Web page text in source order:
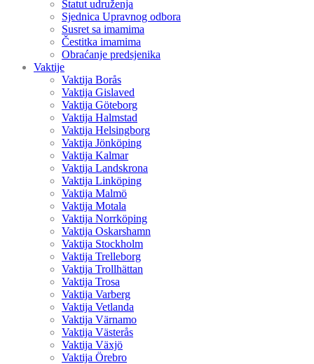
Statut udruženja
Sjednica Upravnog odbora
Susret sa imamima
Čestitka imamima
Obraćanje predsjenika
Vaktije
Vaktija Borås
Vaktija Gislaved
Vaktija Göteborg
Vaktija Halmstad
Vaktija Helsingborg
Vaktija Jönköping
Vaktija Kalmar
Vaktija Landskrona
Vaktija Linköping
Vaktija Malmö
Vaktija Motala
Vaktija Norrköping
Vaktija Oskarshamn
Vaktija Stockholm
Vaktija Trelleborg
Vaktija Trollhättan
Vaktija Trosa
Vaktija Varberg
Vaktija Vetlanda
Vaktija Värnamo
Vaktija Västerås
Vaktija Växjö
Vaktija Örebro